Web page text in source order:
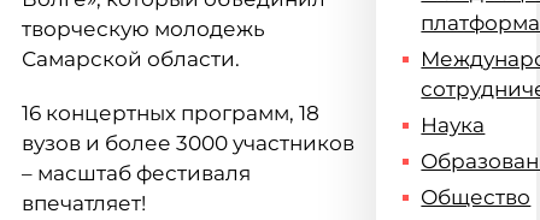
творческую молодежь
Самарской области.
16 концертных программ, 18
вузов и более 3000 участников
– масштаб фестиваля
впечатляет!
платформа
Наука
Общество